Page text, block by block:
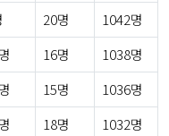
20명
1042명
16명
1038명
15명
1036명
18명
1032명